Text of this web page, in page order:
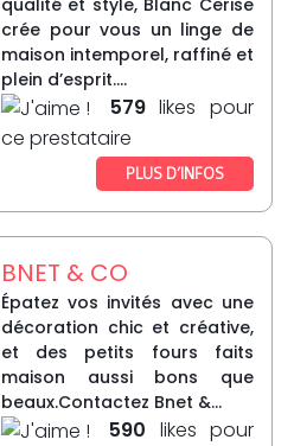
qualité et style, Blanc Cerise
crée pour vous un linge de
maison intemporel, raffiné et
plein d’esprit....
579likes pour
ce prestataire
PLUS D’INFOS
BNET & CO
Épatez vos invités avec une
décoration chic et créative,
et des petits fours faits
maison aussi bons que
beaux.Contactez Bnet &...
590 likes pour